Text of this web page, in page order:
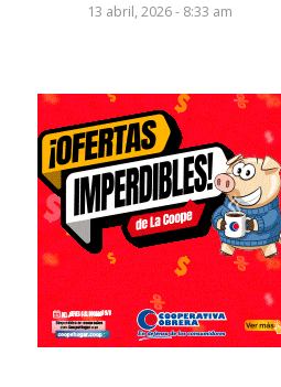
13 abril, 2026 - 8:33 am